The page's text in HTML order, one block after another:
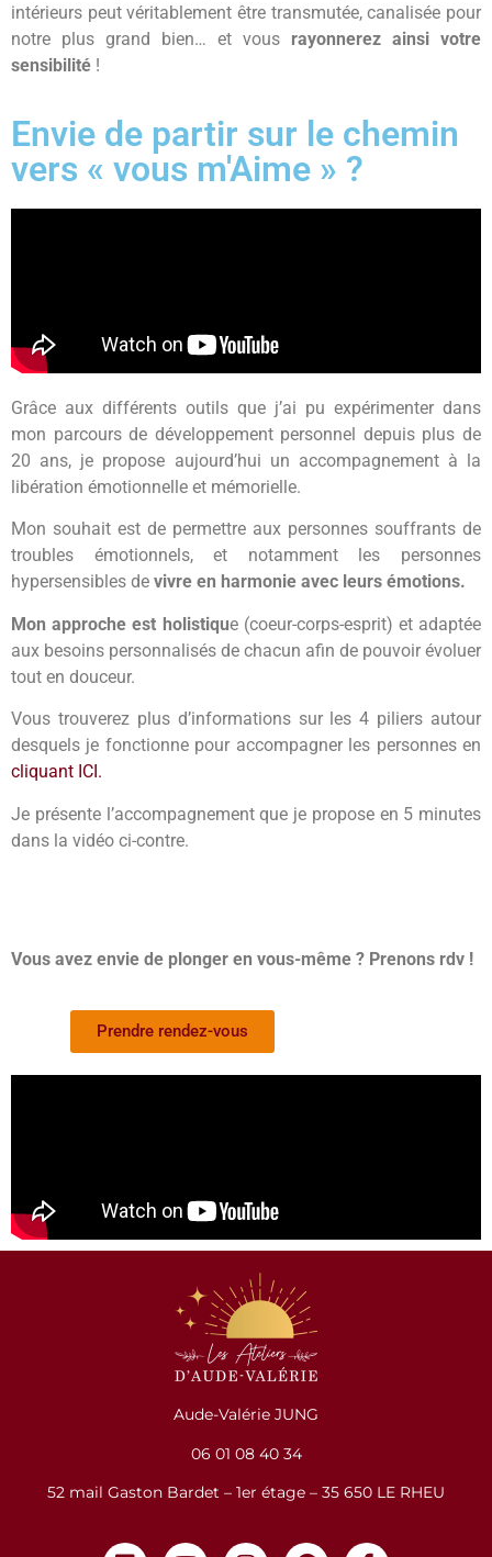
intérieurs peut véritablement être transmutée, canalisée pour
notre plus grand bien… et vous rayonnerez ainsi votre
sensibilité !
Envie de partir sur le chemin
vers « vous m'Aime » ?
Grâce aux différents outils que j’ai pu expérimenter dans
mon parcours de développement personnel depuis plus de
20 ans, je propose aujourd’hui un accompagnement à la
libération émotionnelle et mémorielle.
Mon souhait est de permettre aux personnes souffrants de
troubles émotionnels, et notamment les personnes
hypersensibles de vivre en harmonie avec leurs émotions.
Mon approche est holistique (coeur-corps-esprit) et adaptée
aux besoins personnalisés de chacun afin de pouvoir évoluer
tout en douceur.
Vous trouverez plus d’informations sur les 4 piliers autour
desquels je fonctionne pour accompagner les personnes en
cliquant ICI.
Je présente l’accompagnement que je propose en 5 minutes
dans la vidéo ci-contre.
Vous avez envie de plonger en vous-même ? Prenons rdv !
Prendre rendez-vous
Aude-Valérie JUNG
06 01 08 40 34
52 mail Gaston Bardet – 1er étage – 35 650 LE RHEU